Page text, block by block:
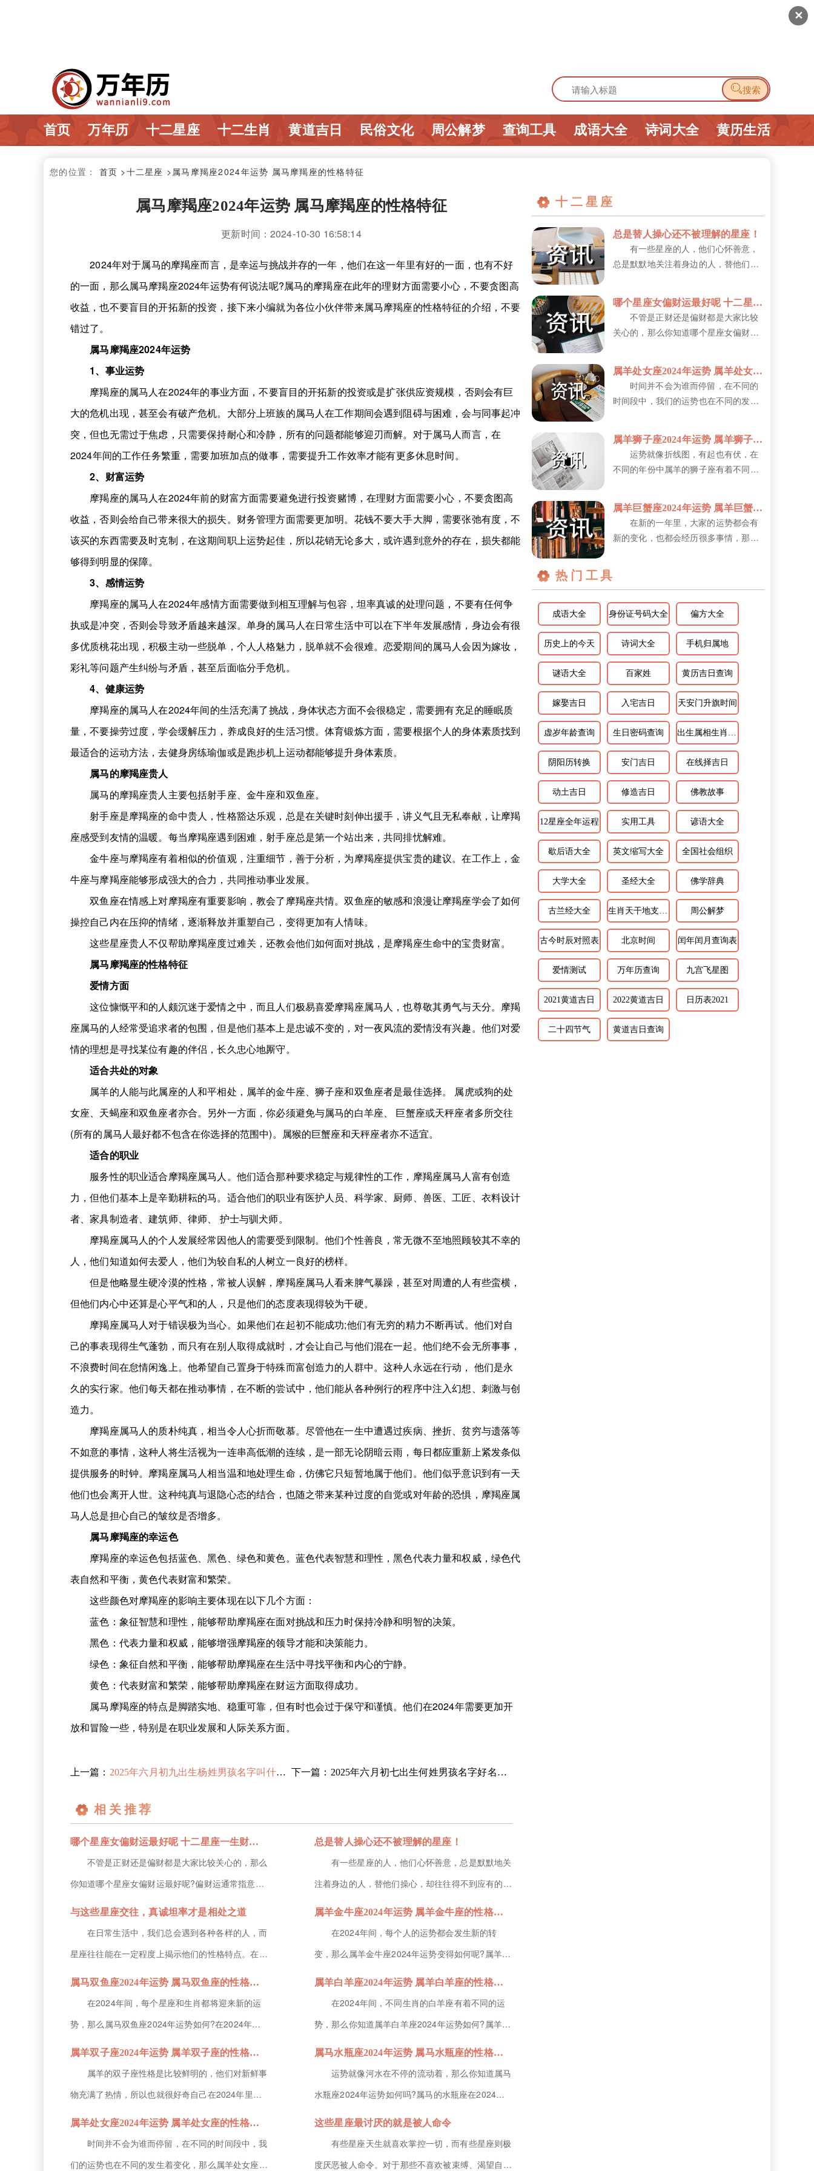
✕
搜索
首页 万年历 十二星座 十二生肖 黄道吉日 民俗文化 周公解梦 查询工具 成语大全 诗词大全 黄历生活
您的位置： 首页 >十二星座 >属马摩羯座2024年运势 属马摩羯座的性格特征
属马摩羯座2024年运势 属马摩羯座的性格特征
更新时间：2024-10-30 16:58:14
2024年对于属马的摩羯座而言，是幸运与挑战并存的一年，他们在这一年里有好的一面，也有不好
的一面，那么属马摩羯座2024年运势有何说法呢?属马的摩羯座在此年的理财方面需要小心，不要贪图高
收益，也不要盲目的开拓新的投资，接下来小编就为各位小伙伴带来属马摩羯座的性格特征的介绍，不要
错过了。
属马摩羯座2024年运势
1、事业运势
摩羯座的属马人在2024年的事业方面，不要盲目的开拓新的投资或是扩张供应资规模，否则会有巨
大的危机出现，甚至会有破产危机。大部分上班族的属马人在工作期间会遇到阻碍与困难，会与同事起冲
突，但也无需过于焦虑，只需要保持耐心和冷静，所有的问题都能够迎刃而解。对于属马人而言，在
2024年间的工作任务繁重，需要加班加点的做事，需要提升工作效率才能有更多休息时间。
2、财富运势
摩羯座的属马人在2024年前的财富方面需要避免进行投资赌博，在理财方面需要小心，不要贪图高
收益，否则会给自己带来很大的损失。财务管理方面需要更加明。花钱不要大手大脚，需要张弛有度，不
该买的东西需要及时克制，在这期间职上运势起佳，所以花销无论多大，或许遇到意外的存在，损失都能
够得到明显的保障。
3、感情运势
摩羯座的属马人在2024年感情方面需要做到相互理解与包容，坦率真诚的处理问题，不要有任何争
执或是冲突，否则会导致矛盾越来越深。单身的属马人在日常生活中可以在下半年发展感情，身边会有很
多优质桃花出现，积极主动一些脱单，个人人格魅力，脱单就不会很难。恋爱期间的属马人会因为嫁妆，
彩礼等问题产生纠纷与矛盾，甚至后面临分手危机。
4、健康运势
摩羯座的属马人在2024年间的生活充满了挑战，身体状态方面不会很稳定，需要拥有充足的睡眠质
量，不要操劳过度，学会缓解压力，养成良好的生活习惯。体育锻炼方面，需要根据个人的身体素质找到
最适合的运动方法，去健身房练瑜伽或是跑步机上运动都能够提升身体素质。
属马的摩羯座贵人
属马的摩羯座贵人主要包括射手座、金牛座和双鱼座。
射手座是摩羯座的命中贵人，性格豁达乐观，总是在关键时刻伸出援手，讲义气且无私奉献，让摩羯
座感受到友情的温暖。每当摩羯座遇到困难，射手座总是第一个站出来，共同排忧解难。
金牛座与摩羯座有着相似的价值观，注重细节，善于分析，为摩羯座提供宝贵的建议。在工作上，金
牛座与摩羯座能够形成强大的合力，共同推动事业发展。
双鱼座在情感上对摩羯座有重要影响，教会了摩羯座共情。双鱼座的敏感和浪漫让摩羯座学会了如何
操控自己内在压抑的情绪，逐渐释放并重塑自己，变得更加有人情味。
这些星座贵人不仅帮助摩羯座度过难关，还教会他们如何面对挑战，是摩羯座生命中的宝贵财富。
属马摩羯座的性格特征
爱情方面
这位慷慨平和的人颇沉迷于爱情之中，而且人们极易喜爱摩羯座属马人，也尊敬其勇气与天分。摩羯
座属马的人经常受追求者的包围，但是他们基本上是忠诚不变的，对一夜风流的爱情没有兴趣。他们对爱
情的理想是寻找某位有趣的伴侣，长久忠心地厮守。
适合共处的对象
属羊的人能与此属座的人和平相处，属羊的金牛座、狮子座和双鱼座者是最佳选择。 属虎或狗的处
女座、天蝎座和双鱼座者亦合。另外一方面，你必须避免与属马的白羊座、 巨蟹座或天秤座者多所交往
(所有的属马人最好都不包含在你选择的范围中)。属猴的巨蟹座和天秤座者亦不适宜。
适合的职业
服务性的职业适合摩羯座属马人。他们适合那种要求稳定与规律性的工作，摩羯座属马人富有创造
力，但他们基本上是辛勤耕耘的马。适合他们的职业有医护人员、科学家、厨师、兽医、工匠、衣料设计
者、家具制造者、建筑师、律师、 护士与驯犬师。
摩羯座属马人的个人发展经常因他人的需要受到限制。他们个性善良，常无微不至地照顾较其不幸的
人，他们知道如何去爱人，他们为较自私的人树立一良好的榜样。
但是他略显生硬冷漠的性格，常被人误解，摩羯座属马人看来脾气暴躁，甚至对周遭的人有些蛮横，
但他们内心中还算是心平气和的人，只是他们的态度表现得较为干硬。
摩羯座属马人对于错误极为当心。如果他们在起初不能成功;他们有无穷的精力不断再试。他们对自
己的事表现得生气蓬勃，而只有在别人取得成就时，才会让自己与他们混在一起。他们绝不会无所事事，
不浪费时间在怠情闲逸上。他希望自己置身于特殊而富创造力的人群中。这种人永远在行动， 他们是永
久的实行家。他们每天都在推动事情，在不断的尝试中，他们能从各种例行的程序中注入幻想、刺激与创
造力。
摩羯座属马人的质朴纯真，相当令人心折而敬慕。尽管他在一生中遭遇过疾病、挫折、贫穷与遗落等
不如意的事情，这种人将生活视为一连串高低潮的连续，是一部无论阴暗云雨，每日都应重新上紧发条似
提供服务的时钟。摩羯座属马人相当温和地处理生命，仿佛它只短暂地属于他们。他们似乎意识到有一天
他们也会离开人世。这种纯真与退隐心态的结合，也随之带来某种过度的自觉或对年龄的恐惧，摩羯座属
马人总是担心自己的皱纹是否增多。
属马摩羯座的幸运色
摩羯座的幸运色包括蓝色、黑色、绿色和黄色。蓝色代表智慧和理性，黑色代表力量和权威，绿色代
表自然和平衡，黄色代表财富和繁荣。
这些颜色对摩羯座的影响主要体现在以下几个方面：
蓝色：象征智慧和理性，能够帮助摩羯座在面对挑战和压力时保持冷静和明智的决策。
黑色：代表力量和权威，能够增强摩羯座的领导才能和决策能力。
绿色：象征自然和平衡，能够帮助摩羯座在生活中寻找平衡和内心的宁静。
黄色：代表财富和繁荣，能够帮助摩羯座在财运方面取得成功。
属马摩羯座的特点是脚踏实地、稳重可靠，但有时也会过于保守和谨慎。他们在2024年需要更加开
放和冒险一些，特别是在职业发展和人际关系方面。
上一篇： 2025年六月初九出生杨姓男孩名字叫什么好名字推荐 下一篇：2025年六月初七出生何姓男孩名字好名字推荐
相关推荐
哪个星座女偏财运最好呢 十二星座一生财运排行榜
不管是正财还是偏财都是大家比较关心的，那么
你知道哪个星座女偏财运最好呢?偏财运通常指意外
之财或通过非常规途径得到的钱财，像十二星座中的
射手女、金牛女还有天秤女的偏财运都是比较好，那
么接下来就由小编为大家带来十二星座一生财运排行
财运最好呢第一名：射手座射手...
总是替人操心还不被理解的星座！
有一些星座的人，他们心怀善意，总是默默地关
注着身边的人，替他们操心，却往往得不到应有的理
解和感激。他们的善意如同夜空中最亮的星，虽璀璨
却常被忽视，他们就是那些总是替人操心还不被理解
的星座。处女座处女座的人心思细腻，善于观察和分
并试图为他们提供最佳的解决方...
与这些星座交往，真诚坦率才是相处之道
在日常生活中，我们总会遇到各种各样的人，而
星座往往能在一定程度上揭示他们的性格特点。在与
特定星座交往时，你会发现，真诚与坦率才是与他们
相处的最佳方式。这些星座以其独特的性格特质，对
交往中的真诚与坦率有着特别的期待和要求，接下
双子座的人机智聪明，善于言辞，...
属羊金牛座2024年运势 属羊金牛座的性格特征
在2024年间，每个人的运势都会发生新的转
变，那么属羊金牛座2024年运势变得如何呢?属羊的
金牛座在2024年里的整体运势不错，但也需要面临
很多考验与机会，在财运方面也需要提防投资失败以
及过度消费，接下来小编就为各位小伙伴带来属羊金
2024年运势1、事业运...
属马双鱼座2024年运势 属马双鱼座的性格特征
在2024年间，每个星座和生肖都将迎来新的运
势，那么属马双鱼座2024年运势如何?在2024年里
属马的双鱼座在事业方面充满着机遇，所有的付出都
能得到认可，可能会迎来事业的巅峰期，那么接下来
就由小编为大家带来属马双鱼座的性格特征的解析，
1、事业运势在20...
属羊白羊座2024年运势 属羊白羊座的性格特征
在2024年间，不同生肖的白羊座有着不同的运
势，那么你知道属羊白羊座2024年运势如何?属羊的
白羊座在2024年的工作期间，能够得到领导的重
视，并获得升职加薪的机会，所以在财富方面也是比
较理想的，那么下面就由小编为大家带来属羊白羊座
2024年运势1、事业...
属羊双子座2024年运势 属羊双子座的性格特征
属羊的双子座性格是比较鲜明的，他们对新鲜事
物充满了热情，所以也就很好奇自己在2024年里的
运势情况，那么你知道属羊双子座2024年运势如何
吗?属羊的双子座在2024年里不仅财运不稳定，在感
情方面也会面临很多复杂的局面，接下来小编就为各
属马水瓶座2024年运势 属马水瓶座的性格特征
运势就像河水在不停的流动着，那么你知道属马
水瓶座2024年运势如何吗?属马的水瓶座在2024年
里的整体运势不错，但其中他们的感情运势起伏较
大，想要脱单可以选择在上半年进行，下半年的机会
不大，那么下面就由小编为大家带来属马水瓶座的性
属羊处女座2024年运势 属羊处女座的性格特征
时间并不会为谁而停留，在不同的时间段中，我
们的运势也在不同的发生着变化，那么属羊处女座
这些星座最讨厌的就是被人命令
有些星座天生就喜欢掌控一切，而有些星座则极
度厌恶被人命令。对于那些不喜欢被束缚、渴望自由
十二星座
总是替人操心还不被理解的星座！
有一些星座的人，他们心怀善意，
总是默默地关注着身边的人，替他们操
哪个星座女偏财运最好呢 十二星座一生财运排行榜
不管是正财还是偏财都是大家比较
关心的，那么你知道哪个星座女偏财运
属羊处女座2024年运势 属羊处女座的性格特征
时间并不会为谁而停留，在不同的
时间段中，我们的运势也在不同的发生
属羊狮子座2024年运势 属羊狮子座的性格特征
运势就像折线图，有起也有伏，在
不同的年份中属羊的狮子座有着不同的
属羊巨蟹座2024年运势 属羊巨蟹座的性格特征
在新的一年里，大家的运势都会有
新的变化，也都会经历很多事情，那么
热门工具
成语大全 身份证号码大全 偏方大全
历史上的今天 诗词大全 手机归属地
谜语大全 百家姓 黄历吉日查询
嫁娶吉日 入宅吉日 天安门升旗时间
虚岁年龄查询 生日密码查询 出生属相生肖查询
阴阳历转换 安门吉日 在线择吉日
动土吉日 修造吉日 佛教故事
12星座全年运程 实用工具 谚语大全
歇后语大全 英文缩写大全 全国社会组织
大学大全 圣经大全 佛学辞典
古兰经大全 生肖天干地支相配 周公解梦
古今时辰对照表 北京时间 闰年闰月查询表
爱情测试 万年历查询 九宫飞星图
2021黄道吉日 2022黄道吉日 日历表2021
二十四节气 黄道吉日查询